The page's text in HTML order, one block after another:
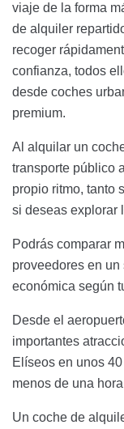
viaje de la forma
de alquiler
recoger
confianza, todos
desde coches
premium.
Al alquilar un
transporte público
propio ritmo, tanto
si deseas explorar
Podrás comparar
proveedores en
económica según
Desde el
importantes
Elíseos en unos
menos de una
Un coche de